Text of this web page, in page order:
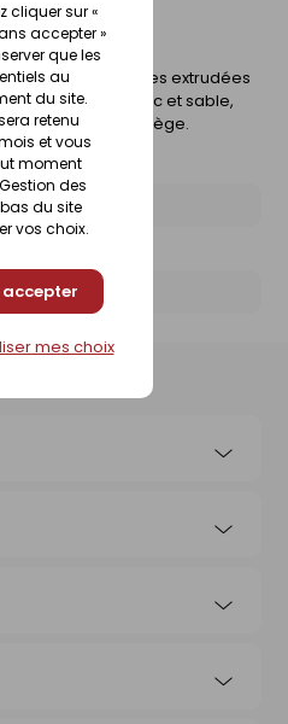
cliquer sur «
accepter »
que les
au
du site.
retenu
et vous
moment
des
du site
vos choix.
mes choix
planches cellulaires extrudées
différents (blanc et sable,
en finition chêne liège.
:C15B2254A
:30117275